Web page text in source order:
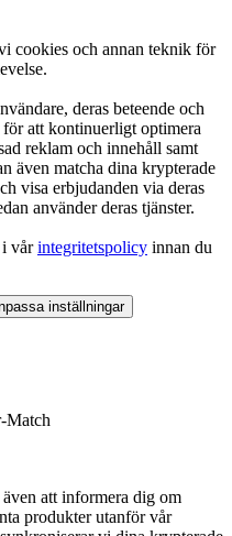
cookies och annan teknik för
deras beteende och
att kontinuerligt optimera
reklam och innehåll samt
även matcha dina krypterade
visa erbjudanden via deras
använder deras tjänster.
i vårintegritetspolicy innan du
inställningar
Match
att informera dig om
produkter utanför vår